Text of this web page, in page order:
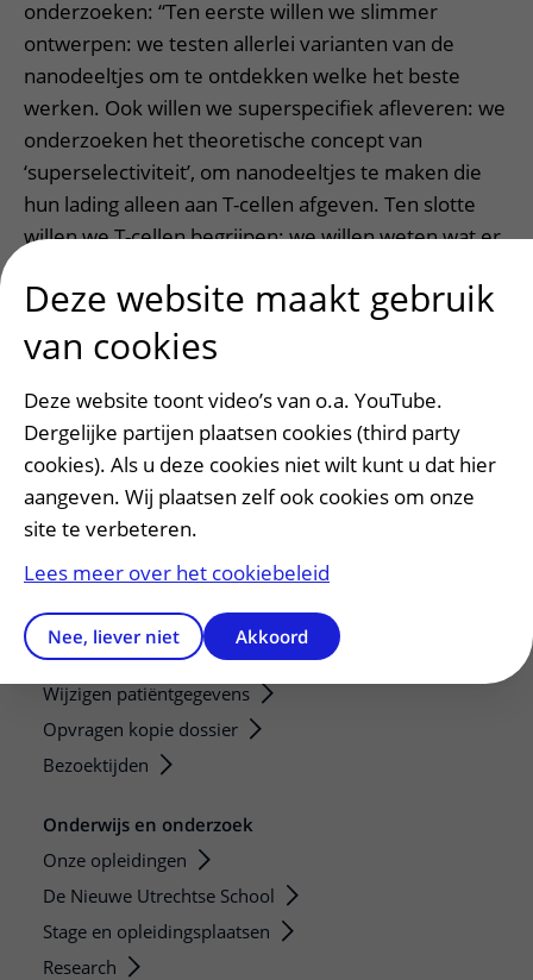
onderzoeken: “Ten eerste willen we slimmer
ontwerpen: we testen allerlei varianten van de
nanodeeltjes om te ontdekken welke het beste
werken. Ook willen we superspecifiek afleveren: we
onderzoeken het theoretische concept van
‘superselectiviteit’, om nanodeeltjes te maken die
hun lading alleen aan T-cellen afgeven. Ten slotte
willen we T-cellen begrijpen: we willen weten wat er
gen, zodat we ze nog effectiever kunnen inzetten
tegen kanker.”
Vragen, opmerkingen of tips voor de redactie?
Patiënt en bezoek
Afspraak maken of wijzigen
Voorbereiden op uw afspraak
Wijzigen patiëntgegevens
Opvragen kopie dossier
Bezoektijden
Onderwijs en onderzoek
Onze opleidingen
De Nieuwe Utrechtse School
Stage en opleidingsplaatsen
Research
Deze website maakt gebruik
van cookies
Deze website toont video’s van o.a. YouTube.
Dergelijke partijen plaatsen cookies (third party
cookies). Als u deze cookies niet wilt kunt u dat hier
aangeven. Wij plaatsen zelf ook cookies om onze
site te verbeteren.
Lees meer over het cookiebeleid
Nee, liever niet Akkoord